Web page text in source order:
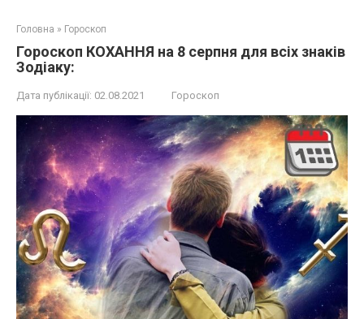
Головна » Гороскоп
Гороскоп КОХАННЯ на 8 серпня для всіх знаків
Зодіаку:
Дата публікації: 02.08.2021 Гороскоп